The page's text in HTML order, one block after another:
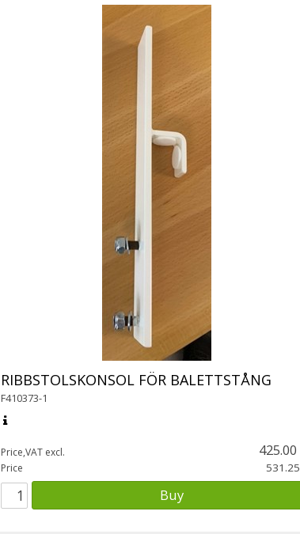
RIBBSTOLSKONSOL FÖR BALETTSTÅNG
F410373-1
Price,VAT excl. 425.00
Price 531.25
Buy